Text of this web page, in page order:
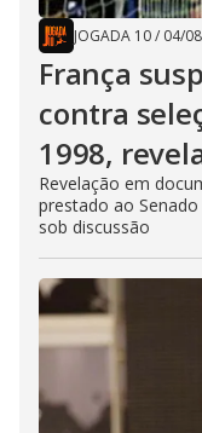
JOGADA 10/ 04/
França
contra
1998,
Revelação em
prestado ao
sob discussão